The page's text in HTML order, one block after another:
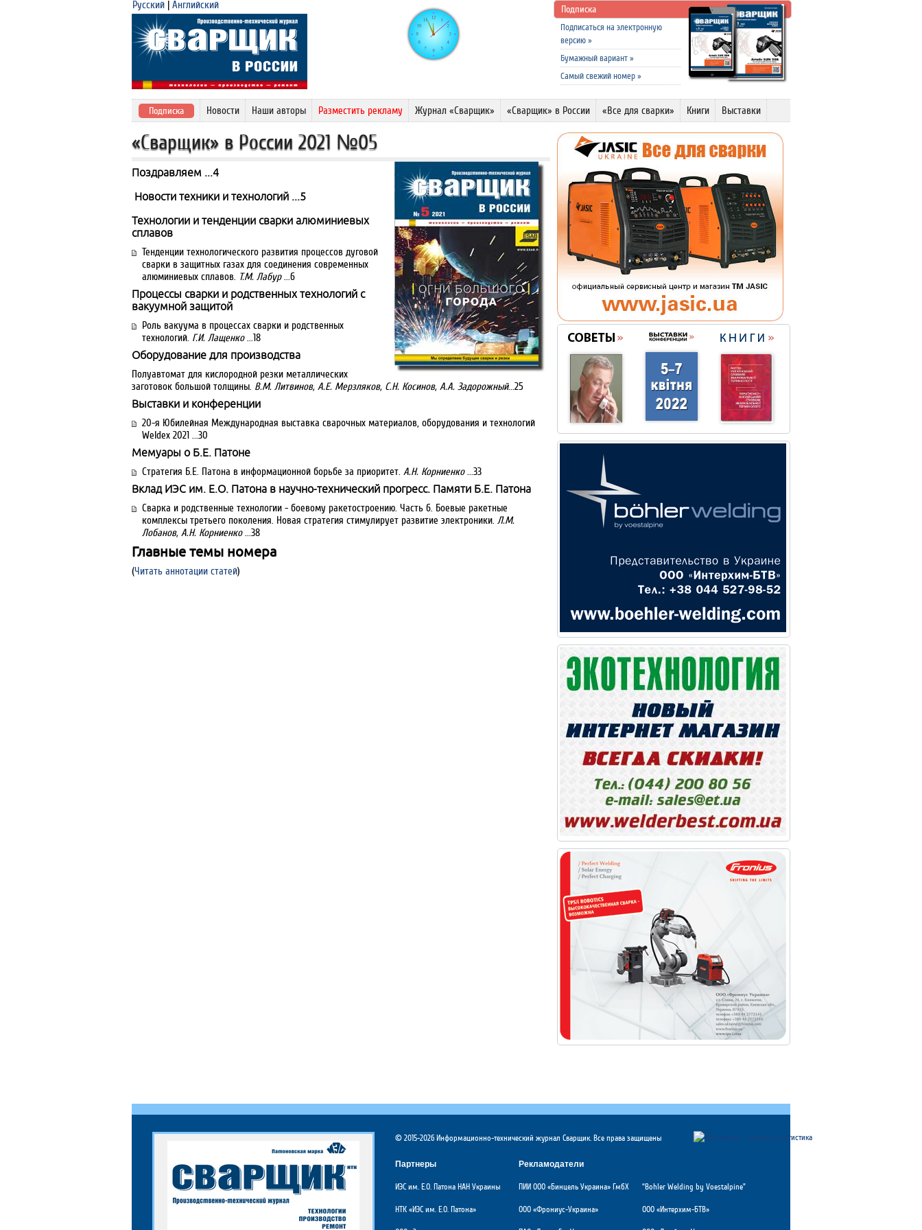
Русский Английский Подписка
Подписаться на электронную
версию »
Бумажный вариант »
Самый свежий номер »
Подписка Новости Наши авторы Разместить рекламу Журнал «Сварщик» «Сварщик» в России «Все для сварки» Книги Выставки
«Сварщик» в России 2021 №05
Поздравляем ...4
Новости техники и технологий ...5
Технологии и тенденции сварки алюминиевых
сплавов
Тенденции технологического развития процессов дуговой
сварки в защитных газах для соединения современных
алюминиевых сплавов. Т.М. Лабур...6
Процессы сварки и родственных технологий с
вакуумной защитой
Роль вакуума в процессах сварки и родственных
технологий. Г.И. Лащенко...18
Оборудование для производства
Полуавтомат для кислородной резки металлических
заготовок большой толщины. В.М. Литвинов, А.Е. Мерзляков, С.Н. Косинов, А.А. Задорожный...25
Выставки и конференции
20-я Юбилейная Международная выставка сварочных материалов, оборудования и технологий
Weldex 2021 ...30
Мемуары о Б.Е. Патоне
Стратегия Б.Е. Патона в информационной борьбе за приоритет. А.Н. Корниенко...33
Вклад ИЭС им. Е.О. Патона в научно-технический прогресс. Памяти Б.Е. Патона
Сварка и родственные технологии - боевому ракетостроению. Часть 6. Боевые ракетные
комплексы третьего поколения. Новая стратегия стимулирует развитие электроники. Л.М.
Лобанов, А.Н. Корниенко...38
Главные темы номера
(Читать аннотации статей)
© 2015-2026 Информационно-технический журнал Сварщик. Все права защищены
Партнеры
ИЭС им. Е.О. Патона НАН Украины
НТК «ИЭС им. Е.О. Патона»
Рекламодатели
ПИИ ООО «Бинцель Украина» ГмбХ
ООО «Фрониус-Украина»
“Bohler Welding by Voestalpine”
ООО «Интерхим-БТВ»